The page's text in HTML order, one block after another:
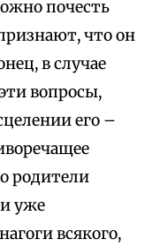
почесть
что он
в случае
вопросы,
его –
родители
уже
всякого,